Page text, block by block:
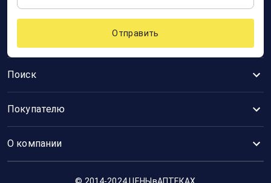
Поиск
Покупателю
О компании
Отправить